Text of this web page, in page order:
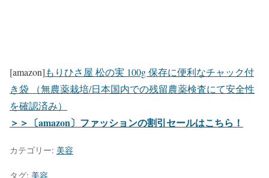
[amazon]もりひさ屋 松の実 100g 保存に便利なチャック付
き袋 （無農薬栽培/日本国内での残留農薬検査にて安全性
を確認済み）
＞＞〔amazon〕ファッションの割引セールはこちら！
カテゴリー: 美容
タグ: 美容